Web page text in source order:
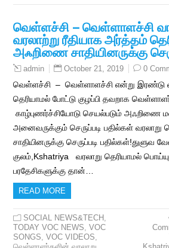
வெள்ளச்சி – வெள்ளாளச்சி
வரலாற்று ரீதியாக அர்த்தம்
அஃறிணை சாதியினருக்கு
admin October 21, 2019 0
வெள்ளச்சி – வெள்ளாளச்சி என்று இரண்டு
தெரியாமல் போட்டு குழப்பி தவறாக
காழ்புணர்ச்சியோடு செயல்படும்
அனைவருக்கும் செருப்படி பதில்கள்
சாதியினருக்கு செருப்படி பதில்கள்!துளுவ
குலம்,Kshatriya வரலாறு தெரியாமல்
பரதேசிகளுக்கு தான்…
READ MORE
SOCIAL NEWS&TECH ,
TODAY VOC NEWS,VOC
SONGS,VOC VIDEOS,